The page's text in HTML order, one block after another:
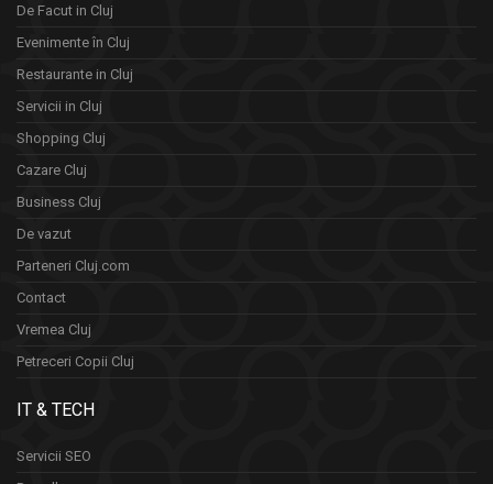
De Facut in Cluj
Evenimente în Cluj
Restaurante in Cluj
Servicii in Cluj
Shopping Cluj
Cazare Cluj
Business Cluj
De vazut
Parteneri Cluj.com
Contact
Vremea Cluj
Petreceri Copii Cluj
IT & TECH
Servicii SEO